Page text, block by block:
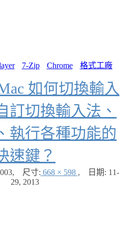
7-Zip Chrome 格式工廠
如何切換輸入
訂切換輸入法、
執行各種功能的
速鍵？
, 尺寸: 668 × 598 , 日期: 11-
29, 2013